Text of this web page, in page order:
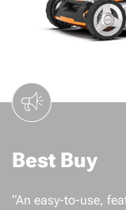
Best Buy
“An easy-to-use,